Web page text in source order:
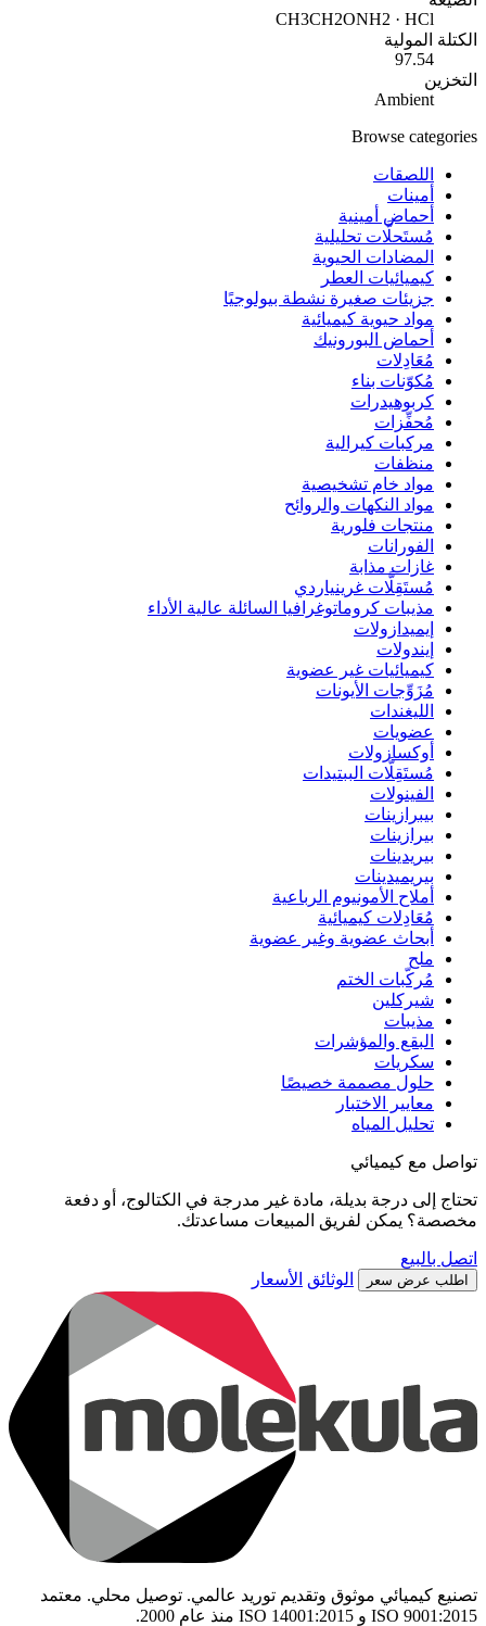
CH3CH2ONH2 · HCl
الكتلة المولية
97.54
التخزين
Ambient
Browse categories
اللصقات
أمينات
أحماض أمينية
مُستَحلَّات تحليلية
المضادات الحيوية
كيميائيات العطر
جزيئات صغيرة نشطة بيولوجيًا
مواد حيوية كيميائية
أحماض البورونيك
مُعَادِلات
مُكوّنات بناء
كربوهيدرات
مُحفِّزات
مركبات كيرالية
منظفات
مواد خام تشخيصية
مواد النكهات والروائح
منتجات فلورية
الفورانات
غازات مذابة
مُستَقِلَّات غرينياردي
مذيبات كروماتوغرافيا السائلة عالية الأداء
إيميدازولات
إيندولات
كيميائيات غير عضوية
مُزَوِّجات الأيونات
الليغندات
عضويات
أوكسازولات
مُستَقِلَّات الببتيدات
الفينولات
بيبرازينات
بيرازينات
بيريدينات
بيريميدينات
أملاح الأمونيوم الرباعية
مُعَادِلات كيميائية
أبحاث عضوية وغير عضوية
ملح
مُركّبات الختم
شيركلين
مذيبات
البقع والمؤشرات
سكريات
حلول مصممة خصيصًا
معايير الاختبار
تحليل المياه
تواصل مع كيميائي
تحتاج إلى درجة بديلة، مادة غير مدرجة في الكتالوج، أو دفعة
مخصصة؟ يمكن لفريق المبيعات مساعدتك.
اتصل بالبيع
اطلب عرض سعر الوثائق الأسعار
تصنيع كيميائي موثوق وتقديم توريد عالمي. توصيل محلي. معتمد
ISO 9001:2015 و ISO 14001:2015 منذ عام 2000.